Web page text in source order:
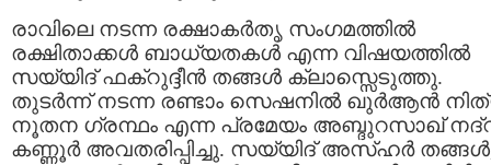
രാവിലെ നടന്ന രക്ഷാകര്‍തൃ സംഗമത്തില്‍
രക്ഷിതാക്കള്‍ ബാധ്യതകള്‍ എന്ന വിഷയത്തില്‍
സയ്യിദ് ഫക്റുദ്ദീന്‍ തങ്ങള്‍ ക്ലാസ്സെടുത്തു.
തുടര്‍ന്ന് നടന്ന രണ്ടാം സെഷനില്‍ ഖുര്‍ആന്‍
നൂതന ഗ്രന്ഥം എന്ന പ്രമേയം അബ്ദുറസാഖ്
കണ്ണൂര്‍ അവതരിപ്പിച്ചു. സയ്യിദ് അസ്ഹര്‍